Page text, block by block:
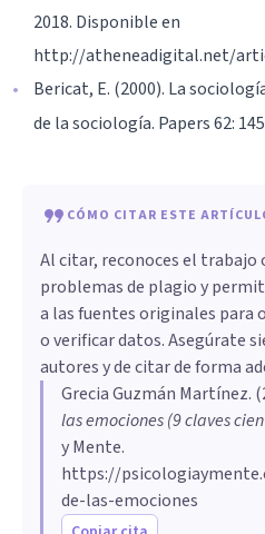
2018. Disponible en
http://atheneadigital.net/
Bericat, E. (2000). La
de la sociología. Papers 62:
CÓMO CITAR ESTE
Al citar, reconoces el trabajo
problemas de plagio y
a las fuentes originales para
o verificar datos. Asegúrate
autores y de citar de forma
Grecia Guzmán Martínez. (
las emociones (9 claves
y Mente.
https://
de-las-emociones